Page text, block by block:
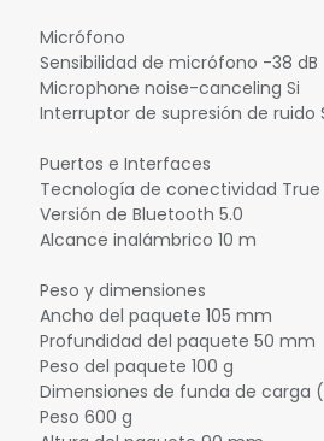
Micrófono
Sensibilidad de micrófono -38 dB
Microphone noise-canceling Si
Interruptor de supresión de ruido
Puertos e Interfaces
Tecnología de conectividad True
Versión de Bluetooth 5.0
Alcance inalámbrico 10 m
Peso y dimensiones
Ancho del paquete 105 mm
Profundidad del paquete 50 mm
Peso del paquete 100 g
Dimensiones de funda de carga
Peso 600 g